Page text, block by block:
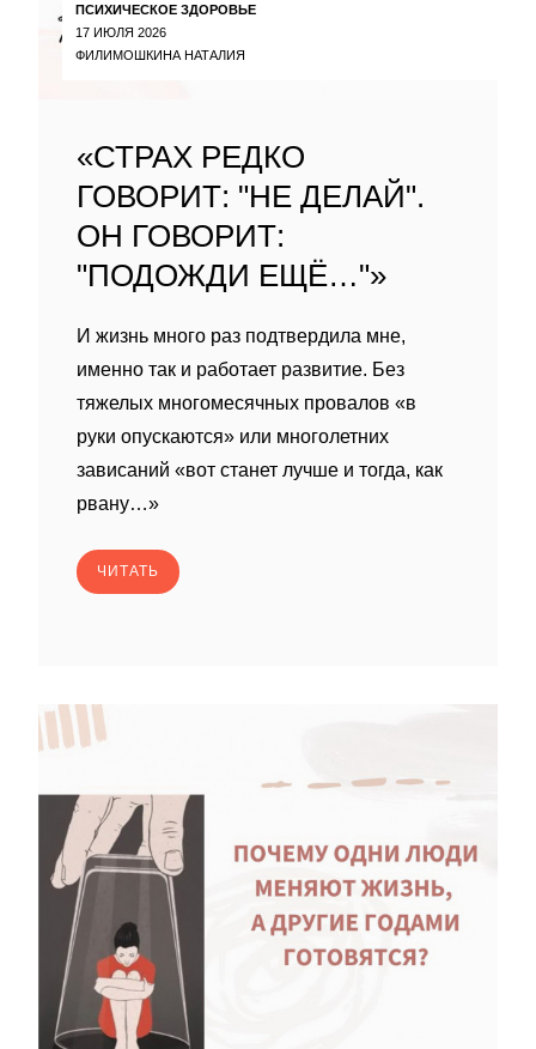
ПСИХИЧЕСКОЕ ЗДОРОВЬЕ
17 ИЮЛЯ 2026
ФИЛИМОШКИНА НАТАЛИЯ
«СТРАХ РЕДКО
ГОВОРИТ: "НЕ ДЕЛАЙ".
ОН ГОВОРИТ:
"ПОДОЖДИ ЕЩЁ…"»
И жизнь много раз подтвердила мне,
именно так и работает развитие. Без
тяжелых многомесячных провалов «в
руки опускаются» или многолетних
зависаний «вот станет лучше и тогда, как
рвану…»
ЧИТАТЬ